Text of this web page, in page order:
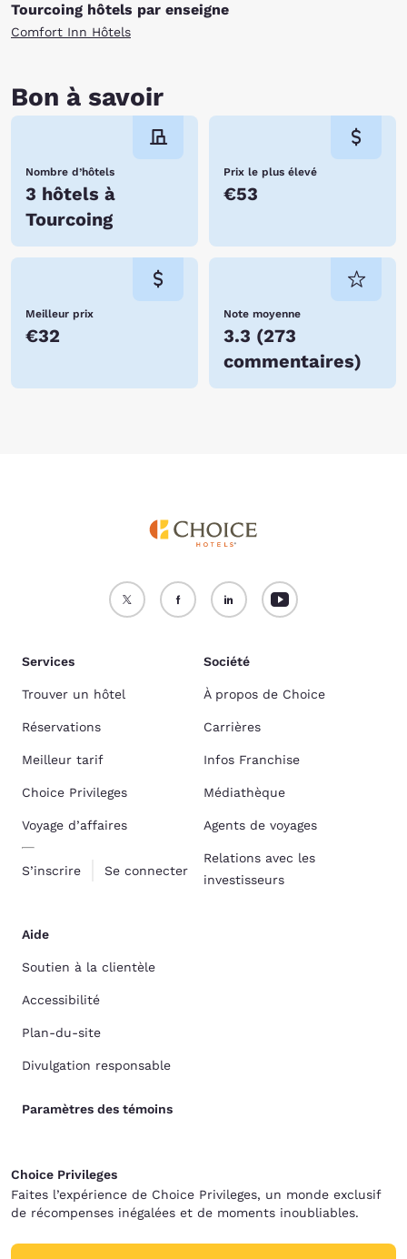
Tourcoing hôtels par enseigne
Comfort Inn Hôtels
Bon à savoir
Nombre d’hôtels
3 hôtels à
Tourcoing
Prix le plus élevé
€53
Meilleur prix
€32
Note moyenne
3.3 (273
commentaires)
Services
Trouver un hôtel
Réservations
Meilleur tarif
Choice Privileges
Voyage d’affaires
S’inscrire Se connecter
Société
À propos de Choice
Carrières
Infos Franchise
Médiathèque
Agents de voyages
Relations avec les
investisseurs
Aide
Soutien à la clientèle
Accessibilité
Plan-du-site
Divulgation responsable
Paramètres des témoins
Choice Privileges
Faites l’expérience de Choice Privileges, un monde exclusif
de récompenses inégalées et de moments inoubliables.